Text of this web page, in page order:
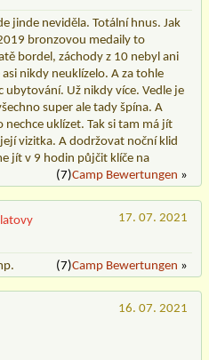
jinde neviděla. Totální hnus. Jak
bronzovou medaily to
bordel, záchody z 10 nebyl ani
nikdy neuklízelo. A za tohle
ubytování. Už nikdy více. Vedle je
super ale tady špína. A
uklízet. Tak si tam má jít
vizitka. A dodržovat noční klid
jít v 9 hodin půjčit klíče na
(7)Camp Bewertungen »
17. 07. 2021
(7)Camp Bewertungen »
16. 07. 2021